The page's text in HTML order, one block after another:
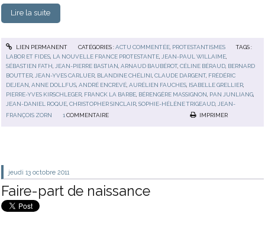
Lire la suite
LIEN PERMANENT CATÉGORIES :ACTU COMMENTÉE, PROTESTANTISMES
TAGS :
LABOR ET FIDES LA NOUVELLE FRANCE PROTESTANTE JEAN-PAUL WILLAIME
SÉBASTIEN FATH
JEAN-PIERRE BASTIAN ,ARNAUD BAUBÉROT,CÉLINE BÉRAUD BERNARD
BOUTTER
JEAN-YVES CARLUER BLANDINE CHÉLINI ,CLAUDE DARGENT, FRÉDÉRIC
DEJEAN ,ANNE DOLLFUS ,ANDRÉ ENCREVÉ ,AURÉLIEN FAUCHES ISABELLE GRELLIER
PIERRE-YVES KIRSCHLEGER FRANCK LA BARBE BÉRENGÈRE MASSIGNON PAN JUNLIANG
JEAN-DANIEL ROQUE ,CHRISTOPHER SINCLAIR ,SOPHIE-HÉLÈNE TRIGEAUD
JEAN-
FRANÇOIS ZORN
1 COMMENTAIRE IMPRIMER
jeudi 13 octobre 2011
Faire-part de naissance